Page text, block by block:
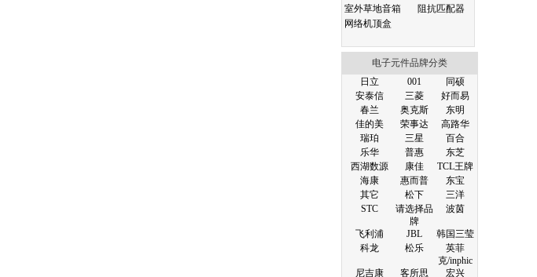
室外草地音箱
阻抗匹配器
网络机顶盒
电子元件品牌分类
日立
001
同硕
安泰信
三菱
好而易
春兰
奥克斯
东明
佳的美
荣事达
高路华
瑞珀
三星
百合
乐华
普惠
东芝
西湖数源
康佳
TCL王牌
海康
惠而普
东宝
其它
松下
三洋
STC
请选择品
牌
波茵
飞利浦 JBL
韩国三莹
科龙
松乐
英菲
克/inphic
尼吉康
客所思
宏兴